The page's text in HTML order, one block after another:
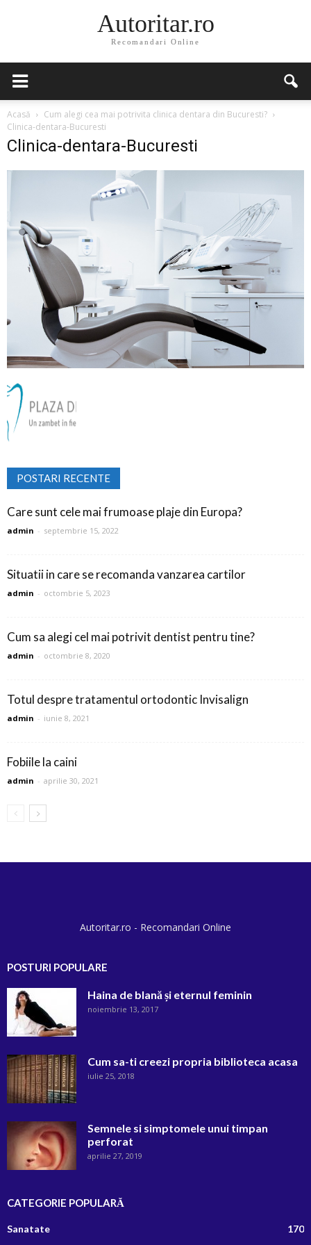
Autoritar.ro
Recomandari Online
Acasă
Cum alegi cea mai potrivita clinica dentara din Bucuresti?
Clinica-dentara-Bucuresti
Clinica-dentara-Bucuresti
POSTARI RECENTE
Care sunt cele mai frumoase plaje din Europa?
admin - septembrie 15, 2022
Situatii in care se recomanda vanzarea cartilor
admin - octombrie 5, 2023
Cum sa alegi cel mai potrivit dentist pentru tine?
admin - octombrie 8, 2020
Totul despre tratamentul ortodontic Invisalign
admin - iunie 8, 2021
Fobiile la caini
admin - aprilie 30, 2021
Autoritar.ro - Recomandari Online
POSTURI POPULARE
Haina de blană și eternul feminin
noiembrie 13, 2017
Cum sa-ti creezi propria biblioteca acasa
iulie 25, 2018
Semnele si simptomele unui timpan
perforat
aprilie 27, 2019
CATEGORIE POPULARĂ
Sanatate
170